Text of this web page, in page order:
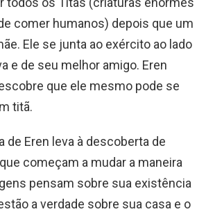
comer humanos) depois que um
Ele se junta ao exército ao lado
e de seu melhor amigo. Eren
que ele mesmo pode se
titã.
de Eren leva à descoberta de
começam a mudar a maneira
pensam sobre sua existência
a verdade sobre sua casa e o